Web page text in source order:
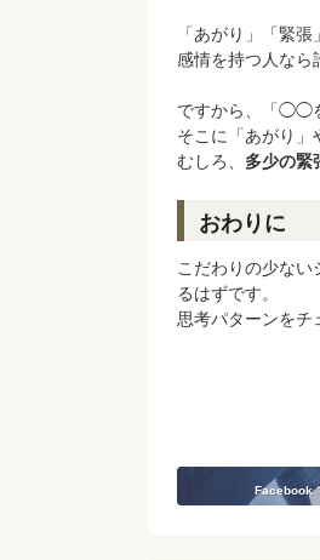
「あがり」「緊
感情を持つ人なら
ですから、「◯◯
そこに「あがり」
むしろ、 多少の緊
おわりに
こだわりの少な
るはずです。
思考パターンをチ
Facebook